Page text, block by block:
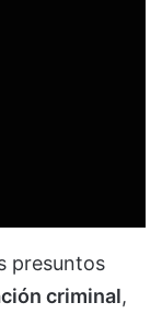
presuntos
criminal,